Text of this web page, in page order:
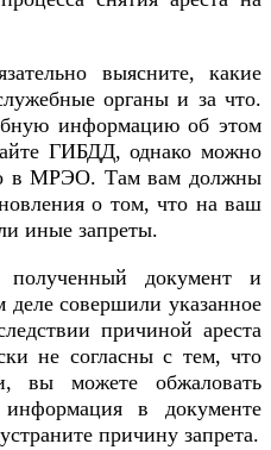
выясните, какие
органы и за что.
информацию об этом
ГИБДД, однако можно
в МРЭО. Там вам должны
о том, что на ваш
иные запреты.
полученный документ и
деле совершили указанное
причиной ареста
не согласны с тем, что
вы можете обжаловать
в документе
причину запрета.